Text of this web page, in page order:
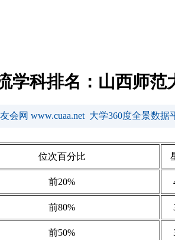
学科排名：山西师范
网 www.cuaa.net 大学360度全景数据
位次百分比
前20%
前80%
前50%